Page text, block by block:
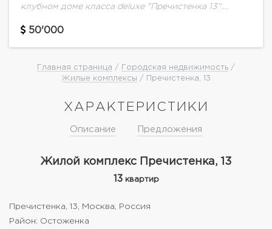
клубном доме класса deluxe "Пречистенка 13".
спальня с ванной и гардеробной, спальня с ванной
50'000
Главная страница / Городская недвижимость /
Жилые комплексы / Пречистенка, 13
ХАРАКТЕРИСТИКИ
Описание Предложения
Жилой комплекс Пречистенка, 13
13квартир
Пречистенка, 13, Москва, Россия
Район: Остоженка